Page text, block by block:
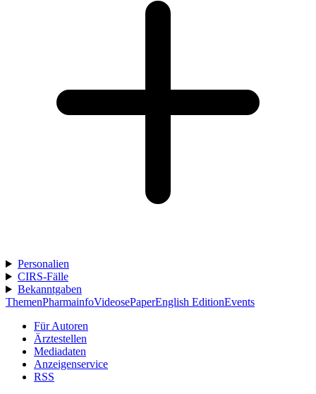
Personalien
CIRS-Fälle
Bekanntgaben
ThemenPharmainfoVideosePaperEnglish EditionEvents
Für Autoren
Ärztestellen
Mediadaten
Anzeigenservice
RSS